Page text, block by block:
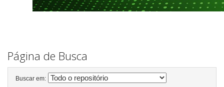
Página de Busca
Buscar em: